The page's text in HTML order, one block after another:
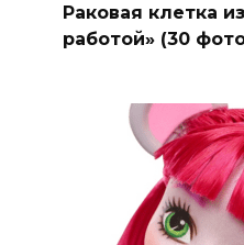
Раковая клетка
работой» (30